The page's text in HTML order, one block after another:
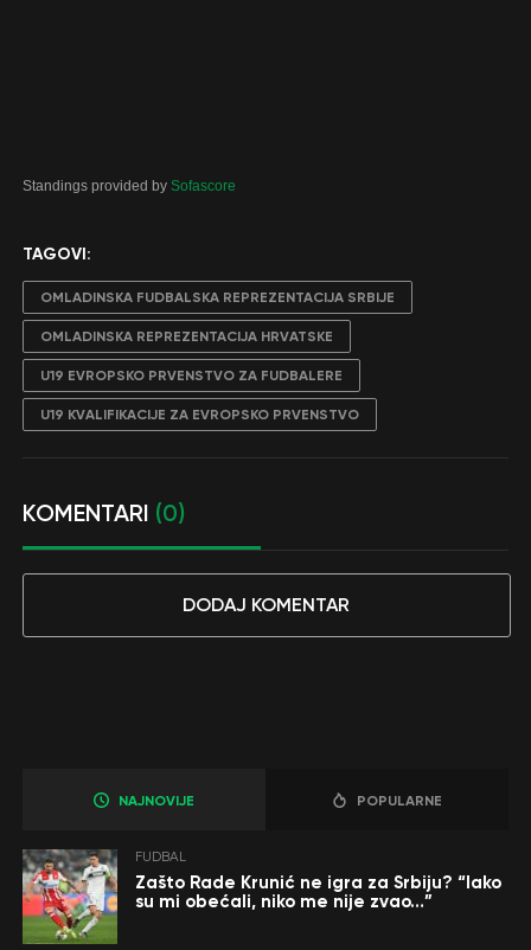
Standings provided by Sofascore
TAGOVI:
OMLADINSKA FUDBALSKA REPREZENTACIJA SRBIJE
OMLADINSKA REPREZENTACIJA HRVATSKE
U19 EVROPSKO PRVENSTVO ZA FUDBALERE
U19 KVALIFIKACIJE ZA EVROPSKO PRVENSTVO
KOMENTARI (0)
DODAJ KOMENTAR
NAJNOVIJE POPULARNE
FUDBAL
Zašto Rade Krunić ne igra za Srbiju? “Iako
su mi obećali, niko me nije zvao…”